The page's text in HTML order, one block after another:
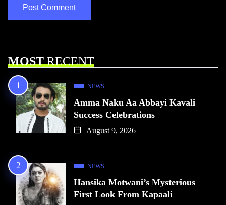
MOSTRECENT
NEWS
Amma Naku Aa Abbayi Kavali
Success Celebrations
August 9, 2026
NEWS
Hansika Motwani’s Mysterious
First Look From Kapaali